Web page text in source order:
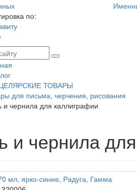
по:
ТОВАРЫ
для письма, черчения, рисования
и чернила для каллиграфии
и чернила
мл, ярко-синие, Радуга, Гамма